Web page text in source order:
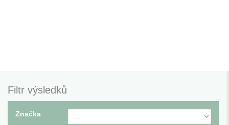
Filtr výsledků
Značka